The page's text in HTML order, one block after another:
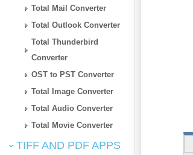
Total Mail Converter
Total Outlook Converter
Total Thunderbird
Converter
OST to PST Converter
Total Image Converter
Total Audio Converter
Total Movie Converter
TIFF AND PDF APPS